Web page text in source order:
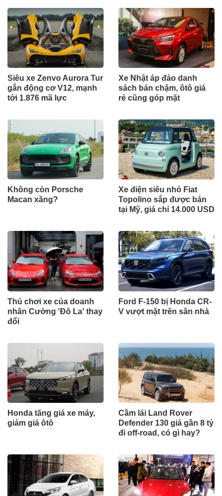
Siêu xe Zenvo Aurora Tur
gắn động cơ V12, mạnh
tới 1.876 mã lực
Xe Nhật áp đảo danh
sách bán chậm, ôtô giá
rẻ cũng góp mặt
Không còn Porsche
Macan xăng?
Xe điện siêu nhỏ Fiat
Topolino sắp được bán
tại Mỹ, giá chỉ 14.000 USD
Thú chơi xe của doanh
nhân Cường 'Đô La' thay
đổi
Ford F-150 bị Honda CR-
V vượt mặt trên sân nhà
Honda tăng giá xe máy,
giảm giá ôtô
Cầm lái Land Rover
Defender 130 giá gần 8 tỷ
đi off-road, có gì hay?